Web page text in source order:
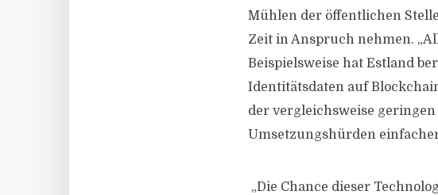
Mühlen der öffentlichen
Zeit in Anspruch nehmen.
Beispielsweise hat Estland
Identitätsdaten auf
der vergleichsweise
Umsetzungshürden
„Die Chance dieser